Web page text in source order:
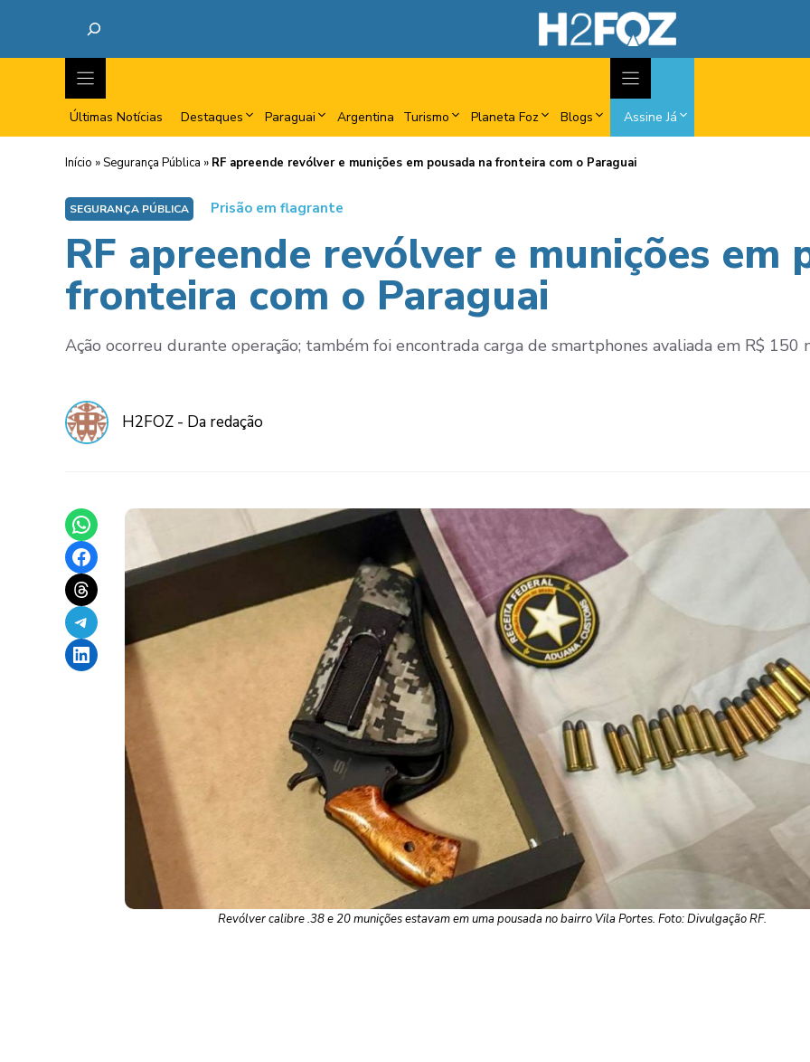
Últimas Notícias Destaques Paraguai Argentina Turismo Planeta Foz Blogs Assine Já
Início »Segurança Pública » RF apreende revólver e munições em pousada na fronteira com o Paraguai
SEGURANÇA PÚBLICA Prisão em flagrante
RF apreende revólver e munições em
fronteira com o Paraguai
Ação ocorreu durante operação; também foi encontrada carga de smartphones avaliada em R$ 150
H2FOZ - Da redação
Share on WhatsApp
Share on Facebook
Share on Threads
Share on Telegram
Share on LinkedIn
Revólver calibre .38 e 20 munições estavam em uma pousada no bairro Vila Portes. Foto: Divulgação RF.